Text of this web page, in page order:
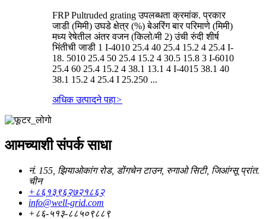
FRP Pultruded grating उपलब्धता क्रमांक. प्रकार
जाडी (मिमी) उघडे क्षेत्र (%) बेअरिंग बार परिमाणे (मिमी)
मध्य रेषेतील अंतर वजन (किलो/मी 2) उंची रुंदी शीर्ष
भिंतीची जाडी 1 I-4010 25.4 40 25.4 15.2 4 25.4 I-
18. 5010 25.4 50 25.4 15.2 4 30.5 15.8 3 I-6010
25.4 60 25.4 15.2 4 38.1 13.1 4 I-4015 38.1 40
38.1 15.2 4 25.4 I 25.250 ...
अधिक उत्पादने पहा>
आमच्याशी संपर्क साधा
नं. 155, झियाओकांग रोड, डोंगचेन टाउन, रुगाओ सिटी, जिआंग्सू प्रांत.
चीन
+८६१३९६२७२१८६२
info@well-grid.com
+८६-५१३-८८५०९८८९